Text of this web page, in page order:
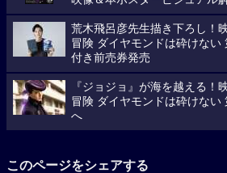
荒木飛呂彦先生描き下ろし！
冒険 ダイヤモンドは砕けない
付き前売券発売
『ジョジョ』が海を越える！
冒険 ダイヤモンドは砕けない
へ
このページをシェアする